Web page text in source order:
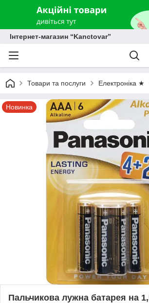
Інтернет-магазин “Kanctovar”
Товари та послуги Електроніка ★
Новинка
Пальчикова лужна батарея на